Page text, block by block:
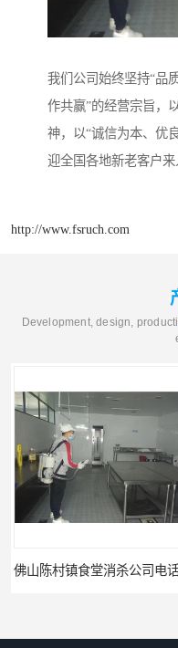
我们公司始终坚持“品
作共赢”的经营宗旨，
神，以“诚信为本、优
迎全国各地新老客户
http://www.fsruch.com
Development, design,